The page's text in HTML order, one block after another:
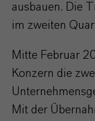
ausbauen. Die
im zweiten
Mitte Februar
Konzern die
Mit der